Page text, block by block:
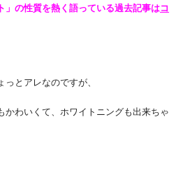
の性質を熱く語っている過去記事はコ
っとアレなのですが、
かわいくて、ホワイトニングも出来ちゃ